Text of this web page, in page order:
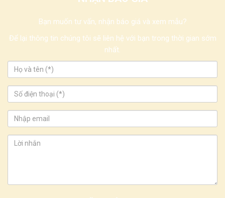
Bạn muốn tư vấn, nhận báo giá và xem mẫu?
Để lại thông tin chúng tôi sẽ liên hệ với bạn trong thời gian sớm
nhất.